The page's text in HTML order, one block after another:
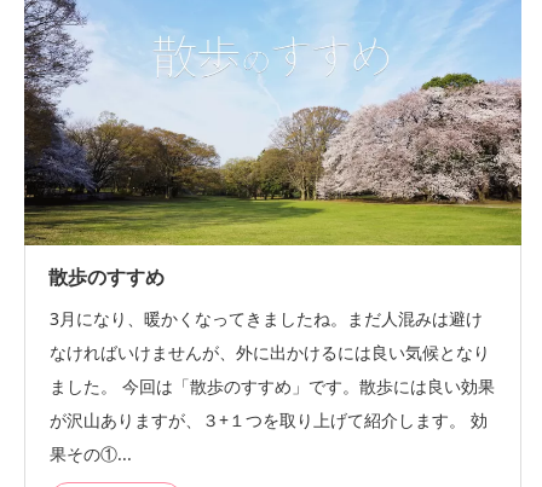
散歩のすすめ
3月になり、暖かくなってきましたね。まだ人混みは避け
なければいけませんが、外に出かけるには良い気候となり
ました。 今回は「散歩のすすめ」です。散歩には良い効果
が沢山ありますが、３+１つを取り上げて紹介します。 効
果その①...